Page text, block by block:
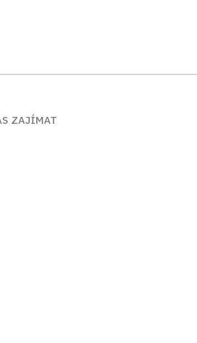
ZAJÍMAT